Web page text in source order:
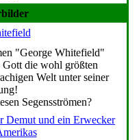
"George Whitefield"
die wohl größten
Welt unter seiner
Segensströmen?
Demut und ein Erwecker